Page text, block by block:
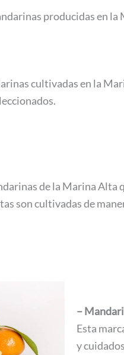
producidas en la
cultivadas en la
de la Marina Alta
son cultivadas de
–
Esta
y